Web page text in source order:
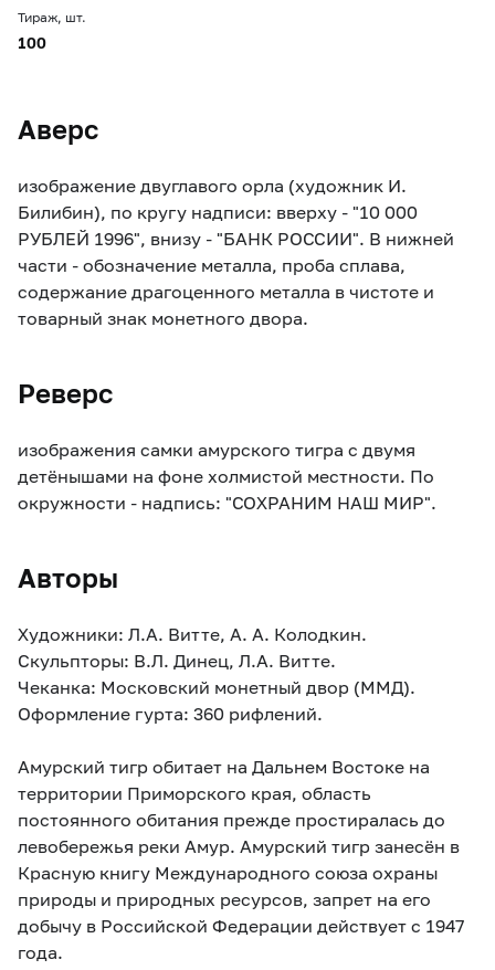
Тираж, шт.
100
Аверс
изображение двуглавого орла (художник И.
Билибин), по кругу надписи: вверху - "10 000
РУБЛЕЙ 1996", внизу - "БАНК РОССИИ". В нижней
части - обозначение металла, проба сплава,
содержание драгоценного металла в чистоте и
товарный знак монетного двора.
Реверс
изображения самки амурского тигра с двумя
детёнышами на фоне холмистой местности. По
окружности - надпись: "СОХРАНИМ НАШ МИР".
Авторы
Художники: Л.А. Витте, А. А. Колодкин.
Скульпторы: В.Л. Динец, Л.А. Витте.
Чеканка: Московский монетный двор (ММД).
Оформление гурта: 360 рифлений.
Амурский тигр обитает на Дальнем Востоке на
территории Приморского края, область
постоянного обитания прежде простиралась до
левобережья реки Амур. Амурский тигр занесён в
Красную книгу Международного союза охраны
природы и природных ресурсов, запрет на его
добычу в Российской Федерации действует с 1947
года.